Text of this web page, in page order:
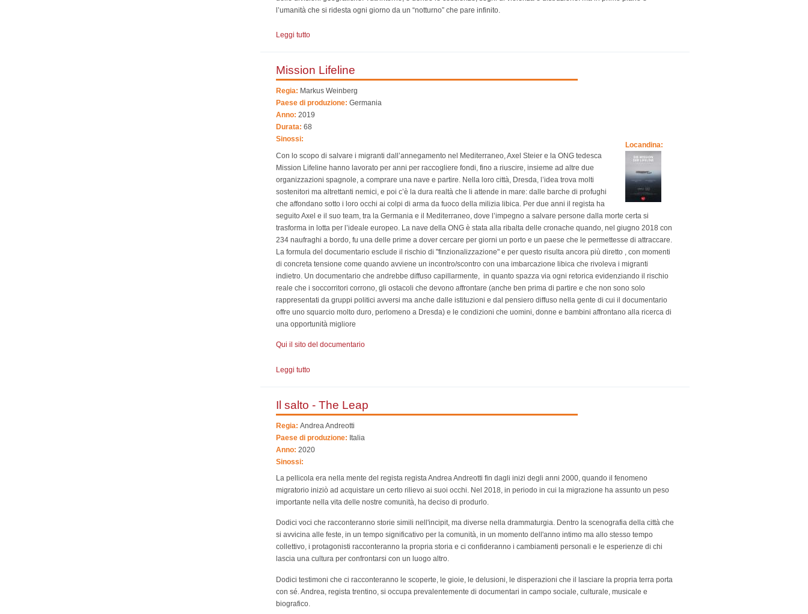
l’umanità che si ridesta ogni giorno da un “notturno” che pare infinito.
Leggi tutto
Mission Lifeline
Regia: Markus Weinberg
Paese di produzione: Germania
Anno: 2019
Durata: 68
Locandina:
Sinossi:
Con lo scopo di salvare i migranti dall’annegamento nel Mediterraneo, Axel Steier e la ONG tedesca
Mission Lifeline hanno lavorato per anni per raccogliere fondi, fino a riuscire, insieme ad altre due
organizzazioni spagnole, a comprare una nave e partire. Nella loro città, Dresda, l’idea trova molti
sostenitori ma altrettanti nemici, e poi c’è la dura realtà che li attende in mare: dalle barche di profughi
che affondano sotto i loro occhi ai colpi di arma da fuoco della milizia libica. Per due anni il regista ha
seguito Axel e il suo team, tra la Germania e il Mediterraneo, dove l’impegno a salvare persone dalla morte certa si
trasforma in lotta per l’ideale europeo. La nave della ONG è stata alla ribalta delle cronache quando, nel giugno 2018 con
234 naufraghi a bordo, fu una delle prime a dover cercare per giorni un porto e un paese che le permettesse di attraccare.
La formula del documentario esclude il rischio di "finzionalizzazione" e per questo risulta ancora più diretto , con momenti
di concreta tensione come quando avviene un incontro/scontro con una imbarcazione libica che rivoleva i migranti
indietro. Un documentario che andrebbe diffuso capillarmente, in quanto spazza via ogni retorica evidenziando il rischio
reale che i soccorritori corrono, gli ostacoli che devono affrontare (anche ben prima di partire e che non sono solo
rappresentati da gruppi politici avversi ma anche dalle istituzioni e dal pensiero diffuso nella gente di cui il documentario
offre uno squarcio molto duro, perlomeno a Dresda) e le condizioni che uomini, donne e bambini affrontano alla ricerca di
una opportunità migliore
Qui il sito del documentario
Leggi tutto
Il salto - The Leap
Regia: Andrea Andreotti
Paese di produzione: Italia
Anno: 2020
Sinossi:
La pellicola era nella mente del regista regista Andrea Andreotti fin dagli inizi degli anni 2000, quando il fenomeno
migratorio iniziò ad acquistare un certo rilievo ai suoi occhi. Nel 2018, in periodo in cui la migrazione ha assunto un peso
importante nella vita delle nostre comunità, ha deciso di produrlo.
Dodici voci che racconteranno storie simili nell'incipit, ma diverse nella drammaturgia. Dentro la scenografia della città che
si avvicina alle feste, in un tempo significativo per la comunità, in un momento dell'anno intimo ma allo stesso tempo
collettivo, i protagonisti racconteranno la propria storia e ci confideranno i cambiamenti personali e le esperienze di chi
lascia una cultura per confrontarsi con un luogo altro.
Dodici testimoni che ci racconteranno le scoperte, le gioie, le delusioni, le disperazioni che il lasciare la propria terra porta
con sé. Andrea, regista trentino, si occupa prevalentemente di documentari in campo sociale, culturale, musicale e
biografico.